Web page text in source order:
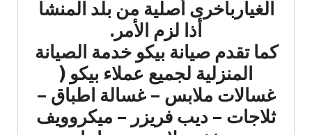
الغياربأخرى أصلية من بلد المنشأ
أذا لزم الأمر.
كما تقدم صيانة بيكو خدمة الصيانة
المنزلية لجميع عملاء بيكو (
غسالات ملابس – غسالة اطباق –
ثلاجات – ديب فريزر – ميكروويف